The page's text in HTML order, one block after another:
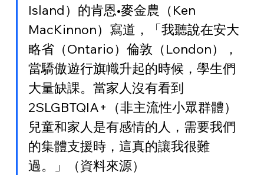
Island）的肯恩•麥金農（Ken
MacKinnon）寫道，「我聽說在安大
略省（Ontario）倫敦（London），
當驕傲遊行旗幟升起的時候，學生們
大量缺課。當家人沒有看到
2SLGBTQIA+（非主流性小眾群體）
兒童和家人是有感情的人，需要我們
的集體支援時，這真的讓我很難
過。」（資料來源）